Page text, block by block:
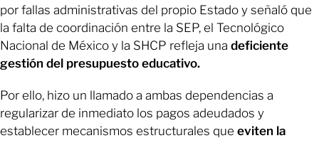
por fallas administrativas del propio Estado y señaló que
la falta de coordinación entre la SEP, el Tecnológico
Nacional de México y la SHCP refleja una deficiente
gestión del presupuesto educativo.
Por ello, hizo un llamado a ambas dependencias a
regularizar de inmediato los pagos adeudados y
establecer mecanismos estructurales que eviten la